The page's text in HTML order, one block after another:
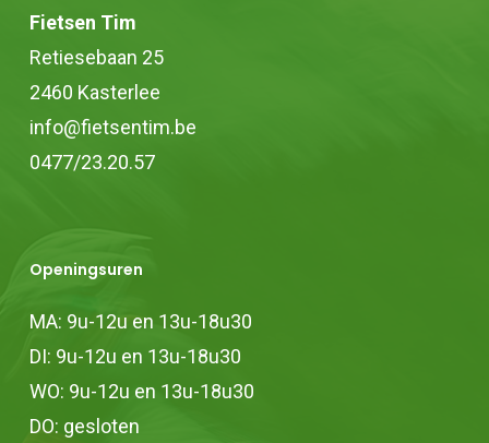
Fietsen Tim
Retiesebaan 25
2460 Kasterlee
info@fietsentim.be
0477/23.20.57
Openingsuren
MA: 9u-12u en 13u-18u30
DI: 9u-12u en 13u-18u30
WO: 9u-12u en 13u-18u30
DO: gesloten